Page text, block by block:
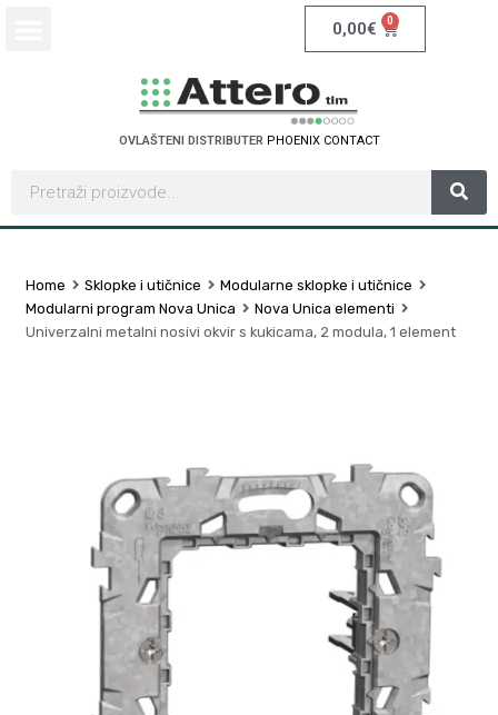
0,00€ 0
OVLAŠTENI DISTRIBUTER PHOENIX CONTACT
Home Sklopke i utičnice
Modularne sklopke i utičnice
Modularni program Nova Unica
Nova Unica elementi
Univerzalni metalni nosivi okvir s kukicama, 2 modula, 1 element